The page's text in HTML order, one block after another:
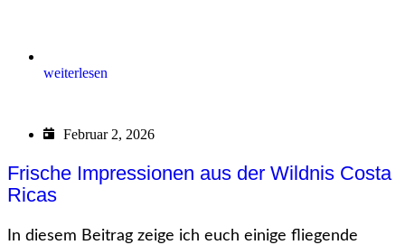
weiterlesen
Februar 2, 2026
Frische Impressionen aus der Wildnis Costa
Ricas
In diesem Beitrag zeige ich euch einige fliegende